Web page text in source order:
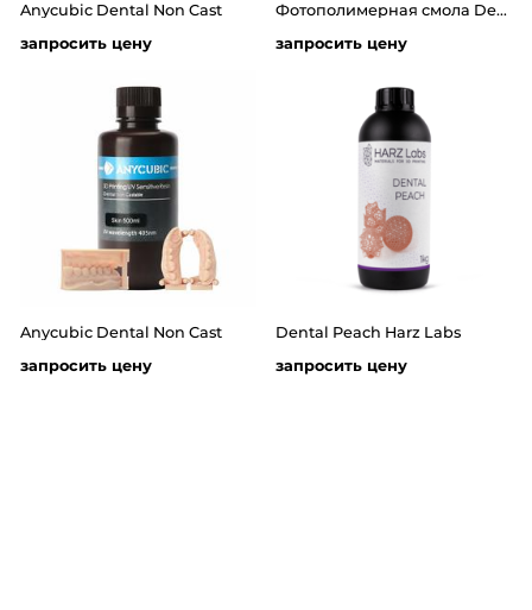
Anycubic Dental Non Cast
запросить цену
Фотополимерная смола Dental Sand LCD/DLP 1л от компании HARZ Labs
запросить цену
Anycubic Dental Non Cast
запросить цену
Dental Peach Harz Labs
запросить цену